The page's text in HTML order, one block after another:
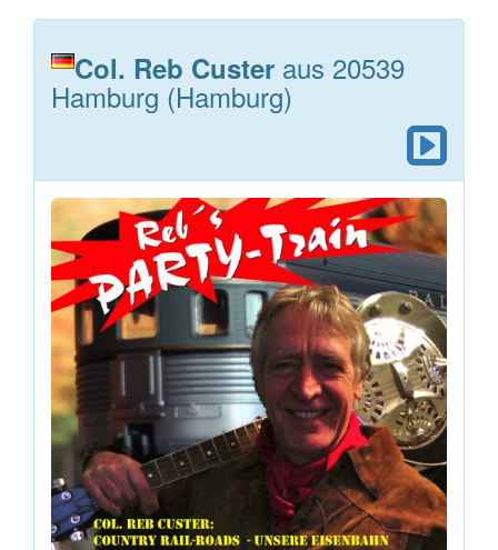
Col. Reb Custer aus 20539
Hamburg (Hamburg)